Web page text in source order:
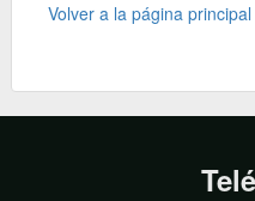
Volver a la página principal